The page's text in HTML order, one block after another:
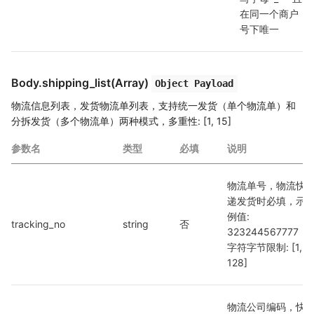
在同一个商户
号下唯一
Body.shipping_list(Array) Object Payload
物流信息列表，发货物流单列表，支持统一发货（单个物流单）和
分拆发货（多个物流单）两种模式，多重性: [1, 15]
参数名 类型 必填 说明
tracking_no string 否
物流单号，物流快
递发货时必填，示
例值:
323244567777
字符字节限制: [1,
128]
物流公司编码，快